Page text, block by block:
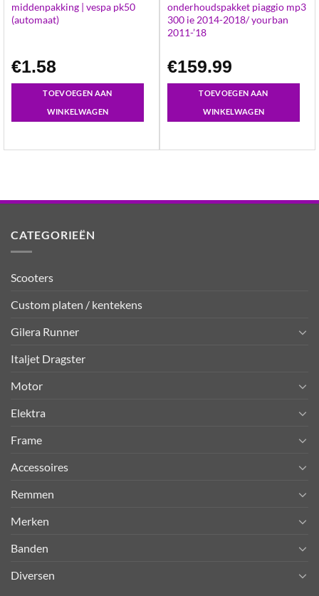
middenpakking | vespa pk50
(automaat)
€1.58
TOEVOEGEN AAN
WINKELWAGEN
onderhoudspakket piaggio mp3
300 ie 2014-2018/ yourban
2011-’18
€159.99
TOEVOEGEN AAN
WINKELWAGEN
CATEGORIEËN
Scooters
Custom platen / kentekens
Gilera Runner
Italjet Dragster
Motor
Elektra
Frame
Accessoires
Remmen
Merken
Banden
Diversen